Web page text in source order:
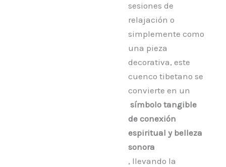
sesiones de
relajación o
simplemente como
una pieza
decorativa, este
cuenco tibetano se
convierte en un
símbolo tangible
de conexión
espiritual y belleza
sonora
, llevando la